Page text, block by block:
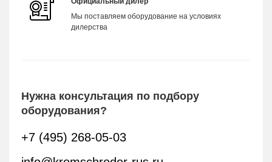
Мы поставляем оборудование на условиях
дилерства
Нужна консультация по подбору
оборудования?
+7 (495) 268-05-03